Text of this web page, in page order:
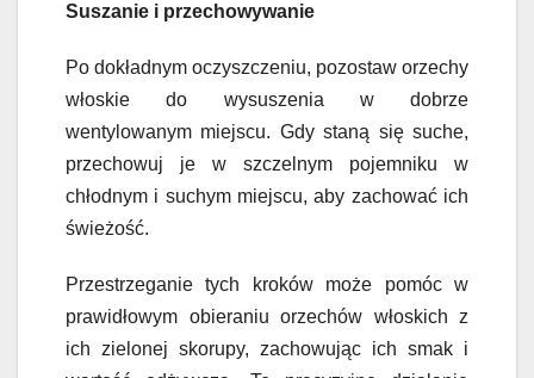
Suszanie i przechowywanie
Po dokładnym oczyszczeniu, pozostaw orzechy
włoskie do wysuszenia w dobrze
wentylowanym miejscu. Gdy staną się suche,
przechowuj je w szczelnym pojemniku w
chłodnym i suchym miejscu, aby zachować ich
świeżość.
Przestrzeganie tych kroków może pomóc w
prawidłowym obieraniu orzechów włoskich z
ich zielonej skorupy, zachowując ich smak i